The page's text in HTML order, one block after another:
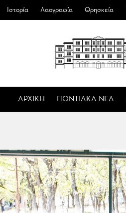
Ιστορία Λαογραφία Θρησκεία
ΑΡΧΙΚΗ ΠΟΝΤΙΑΚΑ ΝΕΑ